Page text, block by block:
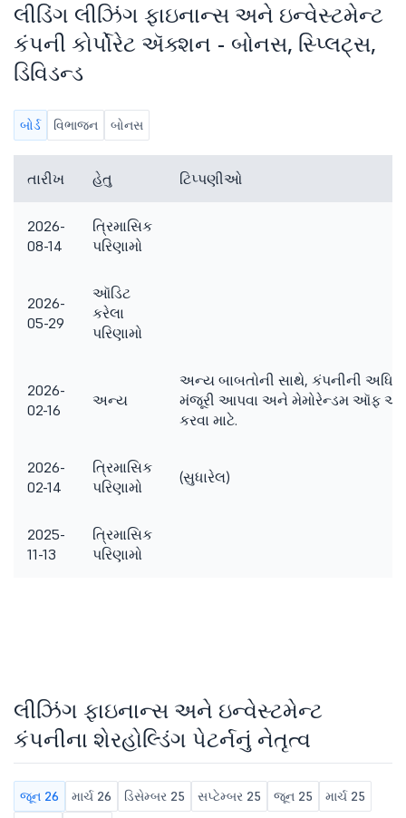
લીડિંગ લીઝિંગ ફાઇનાન્સ અને ઇન્વેસ્ટમેન્ટ
કંપની કોર્પોરેટ ઍક્શન - બોનસ, સ્પ્લિટ્સ,
ડિવિડન્ડ
બોર્ડ વિભાજન બોનસ
તારીખ હેતુ ટિપ્પણીઓ
2026-
08-14
ત્રિમાસિક
પરિણામો
2026-
05-29
ઑડિટ
કરેલા
પરિણામો
2026-
02-16
અન્ય
અન્ય બાબતોની સાથે, કંપનીની
મંજૂરી આપવા અને મેમોરેન્ડમ ઑફ
કરવા માટે.
2026-
02-14
ત્રિમાસિક
પરિણામો
(સુધારેલ)
2025-
11-13
ત્રિમાસિક
પરિણામો
લીઝિંગ ફાઇનાન્સ અને ઇન્વેસ્ટમેન્ટ
કંપનીના શેરહોલ્ડિંગ પેટર્નનું નેતૃત્વ
જૂન 26 માર્ચ 26 ડિસેમ્બર 25 સપ્ટેમ્બર 25 જૂન 25
માર્ચ 25